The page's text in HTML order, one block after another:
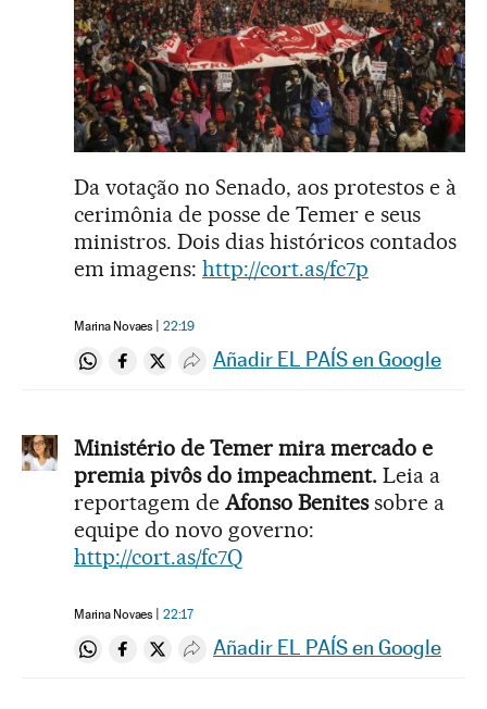
Da votação no Senado, aos protestos e à
cerimônia de posse de Temer e seus
ministros. Dois dias históricos contados
em imagens: http://cort.as/fc7p
Marina Novaes 22:19
Compartir en Whatsapp
Compartir en Facebook
Compartir en Twitter
Desplegar Redes Sociales
Añadir EL PAÍS en Google
Ministério de Temer mira mercado e
premia pivôs do impeachment. Leia a
reportagem de Afonso Benitessobre a
equipe do novo governo:
http://cort.as/fc7Q
Marina Novaes 22:17
Compartir en Whatsapp
Compartir en Facebook
Compartir en Twitter
Desplegar Redes Sociales
Añadir EL PAÍS en Google